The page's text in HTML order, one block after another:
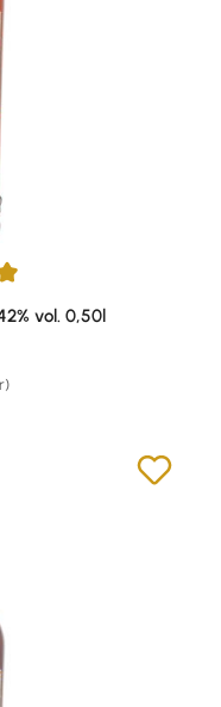
5 von 5 Sternen
vol. 0,50l